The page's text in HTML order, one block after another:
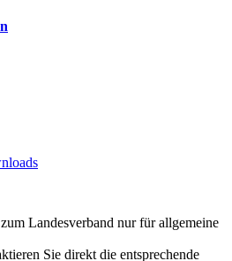
Landesverband nur für allgemeine
Sie direkt die entsprechende